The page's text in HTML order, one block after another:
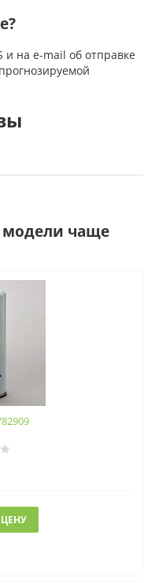
и на e-mail об отправке
модели чаще